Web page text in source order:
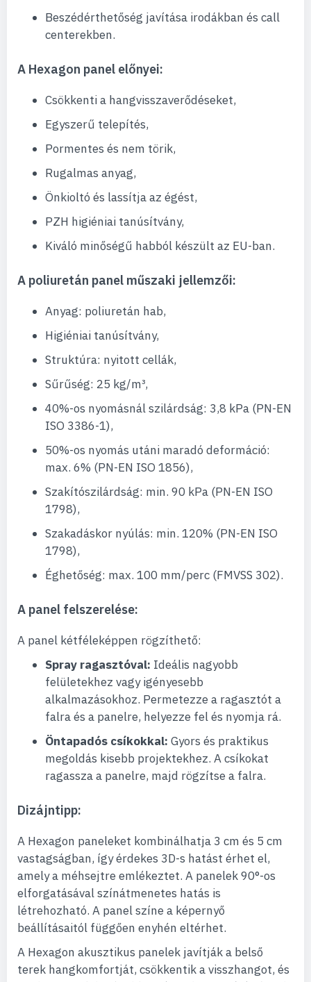
Beszédérthetőség javítása irodákban és call
centerekben.
A Hexagon panel előnyei:
Csökkenti a hangvisszaverődéseket,
Egyszerű telepítés,
Pormentes és nem törik,
Rugalmas anyag,
Önkioltó és lassítja az égést,
PZH higiéniai tanúsítvány,
Kiváló minőségű habból készült az EU-ban.
A poliuretán panel műszaki jellemzői:
Anyag: poliuretán hab,
Higiéniai tanúsítvány,
Struktúra: nyitott cellák,
Sűrűség: 25 kg/m³,
40%-os nyomásnál szilárdság: 3,8 kPa (PN-EN
ISO 3386-1),
50%-os nyomás utáni maradó deformáció:
max. 6% (PN-EN ISO 1856),
Szakítószilárdság: min. 90 kPa (PN-EN ISO
1798),
Szakadáskor nyúlás: min. 120% (PN-EN ISO
1798),
Éghetőség: max. 100 mm/perc (FMVSS 302).
A panel felszerelése:
A panel kétféleképpen rögzíthető:
Spray ragasztóval: Ideális nagyobb
felületekhez vagy igényesebb
alkalmazásokhoz. Permetezze a ragasztót a
falra és a panelre, helyezze fel és nyomja rá.
Öntapadós csíkokkal: Gyors és praktikus
megoldás kisebb projektekhez. A csíkokat
ragassza a panelre, majd rögzítse a falra.
Dizájntipp:
A Hexagon paneleket kombinálhatja 3 cm és 5 cm
vastagságban, így érdekes 3D-s hatást érhet el,
amely a méhsejtre emlékeztet. A panelek 90°-os
elforgatásával színátmenetes hatás is
létrehozható. A panel színe a képernyő
beállításaitól függően enyhén eltérhet.
A Hexagon akusztikus panelek javítják a belső
terek hangkomfortját, csökkentik a visszhangot, és